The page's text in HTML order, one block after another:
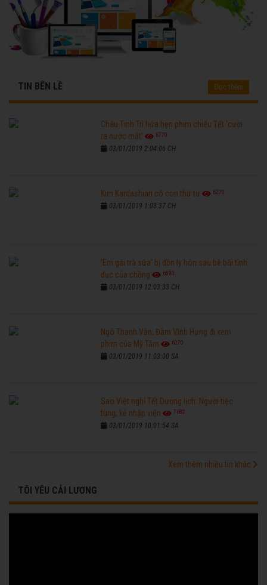
TIN BÊN LỀ Đọc thêm
Châu Tinh Trì hứa hẹn phim chiếu Tết 'cười
ra nước mắt'
6770
03/01/2019 2:04:06 CH
Kim Kardashian có con thứ tư 6270
03/01/2019 1:03:37 CH
'Em gái trà sữa' bị đồn ly hôn sau bê bối tình
dục của chồng
6590
03/01/2019 12:03:33 CH
Ngô Thanh Vân, Đàm Vĩnh Hưng đi xem
phim của Mỹ Tâm
6270
03/01/2019 11:03:00 SA
Sao Việt nghỉ Tết Dương lịch: Người tiệc
tùng, kẻ nhập viện
7682
03/01/2019 10:01:54 SA
Xem thêm nhiều tin khác
TÔI YÊU CẢI LƯƠNG